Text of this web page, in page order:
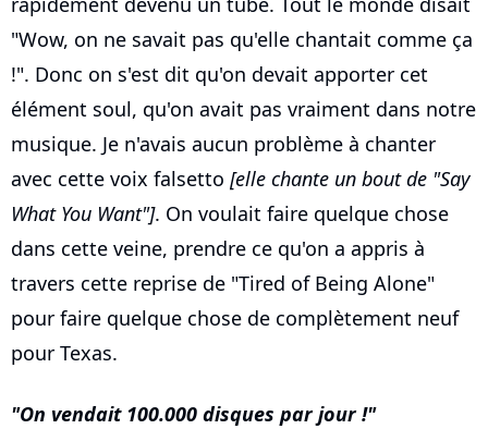
"Wow, on ne savait pas qu'elle chantait comme ça
!". Donc on s'est dit qu'on devait apporter cet
élément soul, qu'on avait pas vraiment dans notre
musique. Je n'avais aucun problème à chanter
avec cette voix falsetto [elle chante un bout de "Say
What You Want"]. On voulait faire quelque chose
dans cette veine, prendre ce qu'on a appris à
travers cette reprise de "Tired of Being Alone"
pour faire quelque chose de complètement neuf
pour Texas.
On vendait 100.000 disques par jour !